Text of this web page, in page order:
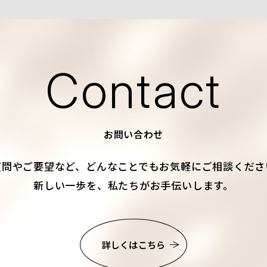
Contact
お問い合わせ
やご要望など、
どんなことでもお気軽にご相談くだ
新しい一歩を、私たちがお手伝いします。
詳しくはこちら